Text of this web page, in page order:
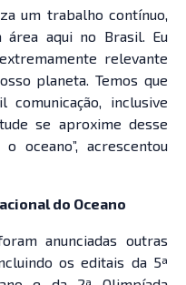
um trabalho contínuo,
área aqui no Brasil. Eu
relevante
planeta. Temos que
inclusive
se aproxime desse
oceano”, acrescentou
do Oceano
anunciadas outras
os editais da 5ª